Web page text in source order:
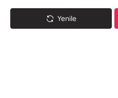
Yenile